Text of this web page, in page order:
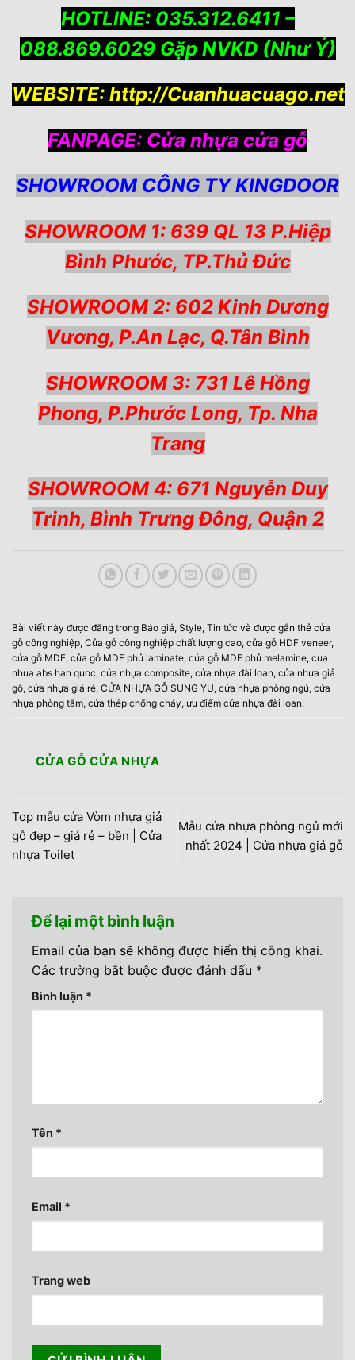
HOTLINE: 035.312.6411 –
088.869.6029 Gặp NVKD (Như Ý)
WEBSITE: http://Cuanhuacuago.net
FANPAGE: Cửa nhựa cửa gỗ
SHOWROOM CÔNG TY KINGDOOR
SHOWROOM 1: 639 QL 13 P.Hiệp
Bình Phước, TP.Thủ Đức
SHOWROOM 2: 602 Kinh Dương
Vương, P.An Lạc, Q.Tân Bình
SHOWROOM 3: 731 Lê Hồng
Phong, P.Phước Long, Tp. Nha
Trang
SHOWROOM 4: 671 Nguyễn Duy
Trinh, Bình Trưng Đông, Quận 2
Bài viết này được đăng trong Báo giá, Style, Tin tức và được gắn thẻ cửa
gỗ công nghiệp, Cửa gỗ công nghiệp chất lượng cao, cửa gỗ HDF veneer,
cửa gỗ MDF, cửa gỗ MDF phủ laminate, cửa gỗ MDF phủ melamine, cua
nhua abs han quoc, cửa nhựa composite, cửa nhựa đài loan, cửa nhựa giả
gỗ, cửa nhựa giá rẻ, CỬA NHỰA GỖ SUNG YU, cửa nhựa phòng ngủ, cửa
nhựa phòng tắm, cửa thép chống cháy, ưu điểm cửa nhựa đài loan.
CỬA GỖ CỬA NHỰA
Top mẫu cửa Vòm nhựa giả
gỗ đẹp – giá rẻ – bền | Cửa
nhựa Toilet
Mẫu cửa nhựa phòng ngủ mới
nhất 2024 | Cửa nhựa giả gỗ
Để lại một bình luận
Email của bạn sẽ không được hiển thị công khai.
Các trường bắt buộc được đánh dấu *
Bình luận *
Tên *
Email *
Trang web